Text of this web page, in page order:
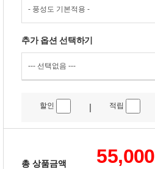
추가 옵션 선택하기
할인 | 적립
총 상품금액 55,000